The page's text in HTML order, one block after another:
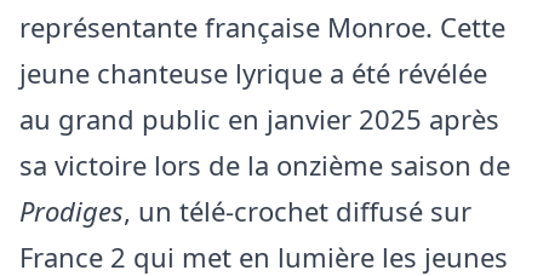
représentante française Monroe. Cette
jeune chanteuse lyrique a été révélée
au grand public en janvier 2025 après
sa victoire lors de la onzième saison de
Prodiges, un télé-crochet diffusé sur
France 2 qui met en lumière les jeunes